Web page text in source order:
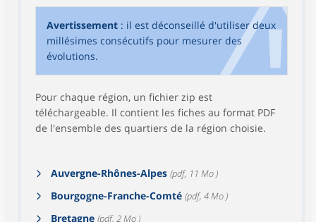
Avertissement : il est déconseillé d'utiliser deux
millésimes consécutifs pour mesurer des
évolutions.
Pour chaque région, un fichier zip est
téléchargeable. Il contient les fiches au format PDF
de l'ensemble des quartiers de la région choisie.
Auvergne-Rhônes-Alpes (pdf, 11 Mo )
Bourgogne-Franche-Comté (pdf, 4 Mo )
Bretagne (pdf, 2 Mo )